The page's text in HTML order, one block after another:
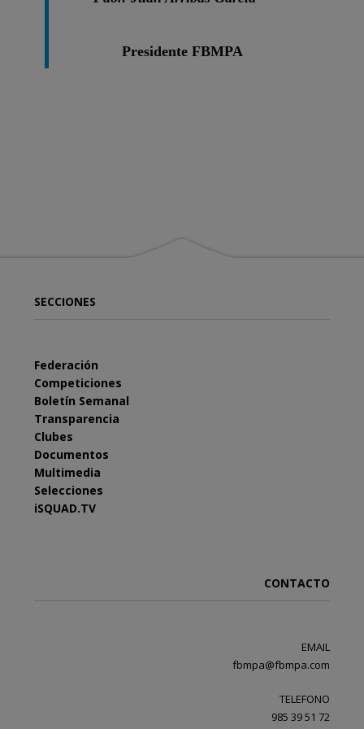
Presidente FBMPA
SECCIONES
Federación
Competiciones
Boletín Semanal
Transparencia
Clubes
Documentos
Multimedia
Selecciones
iSQUAD.TV
CONTACTO
EMAIL
fbmpa@fbmpa.com
TELEFONO
985 39 51 72